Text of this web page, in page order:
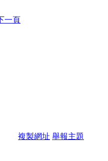
下一頁
複製網址 舉報主題